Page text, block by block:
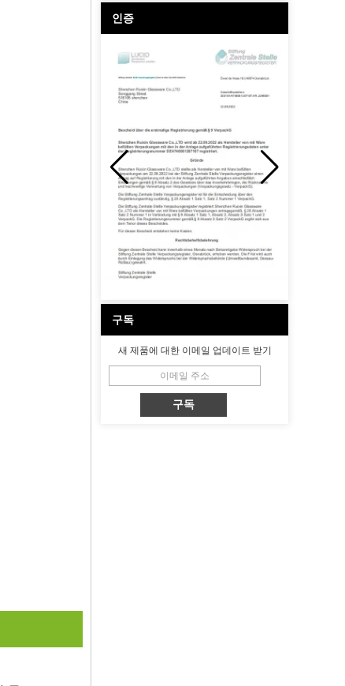
인증
구독
새 제품에 대한 이메일 업데이트 받기